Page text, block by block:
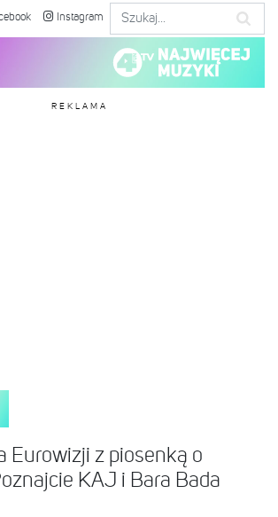
Instagram
REKLAMA
Eurowizji z piosenką o
KAJ i Bara Bada